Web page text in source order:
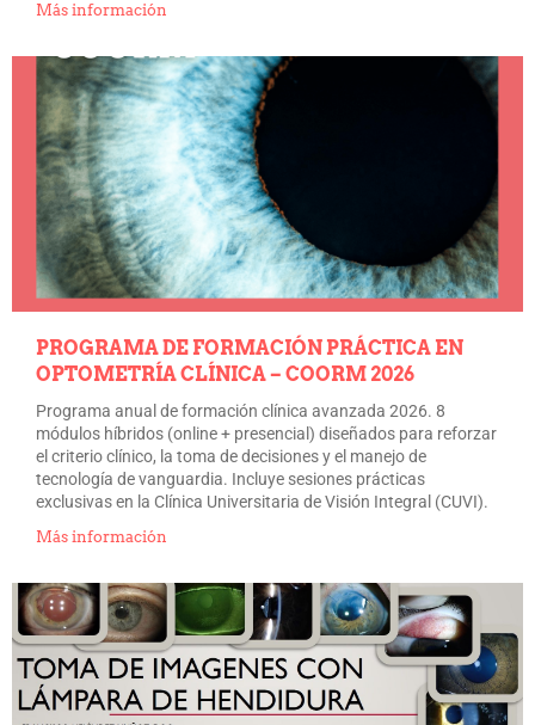
Más información
PROGRAMA DE FORMACIÓN PRÁCTICA EN
OPTOMETRÍA CLÍNICA – COORM 2026
Programa anual de formación clínica avanzada 2026. 8
módulos híbridos (online + presencial) diseñados para reforzar
el criterio clínico, la toma de decisiones y el manejo de
tecnología de vanguardia. Incluye sesiones prácticas
exclusivas en la Clínica Universitaria de Visión Integral (CUVI).
Más información